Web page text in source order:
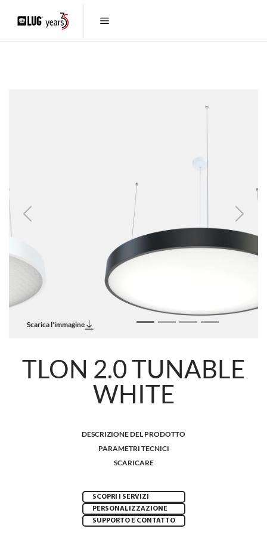
Previous Next
Scarica l'immagine
TLON 2.0 TUNABLE
WHITE
DESCRIZIONE DEL PRODOTTO
PARAMETRI TECNICI
SCARICARE
SCOPRI I SERVIZI
PERSONALIZZAZIONE
SUPPORTO E CONTATTO